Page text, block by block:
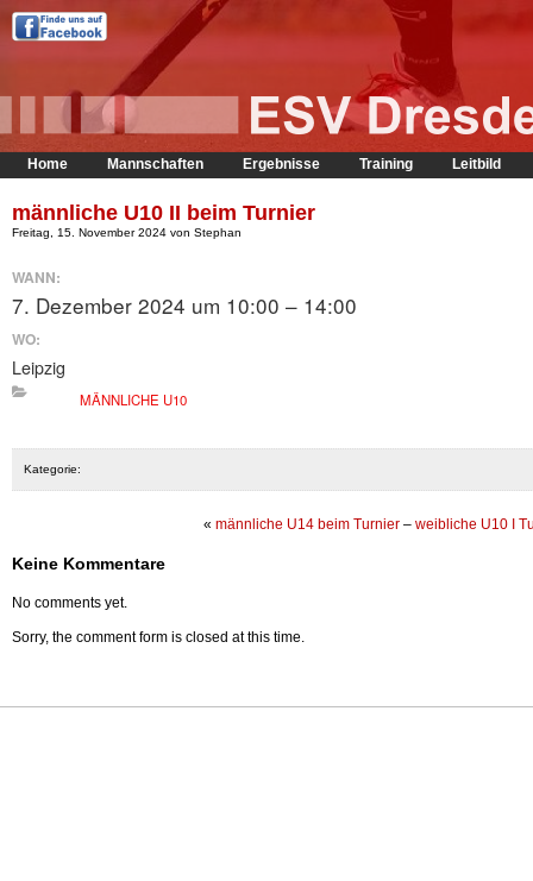
Home Mannschaften Ergebnisse Training Leitbild
männliche U10 II beim Turnier
Freitag, 15. November 2024 von Stephan
WANN:
7. Dezember 2024 um 10:00 – 14:00
WO:
Leipzig
MÄNNLICHE U10
Kategorie:
« männliche U14 beim Turnier– weibliche U10 I
Keine Kommentare
No comments yet.
Sorry, the comment form is closed at this time.